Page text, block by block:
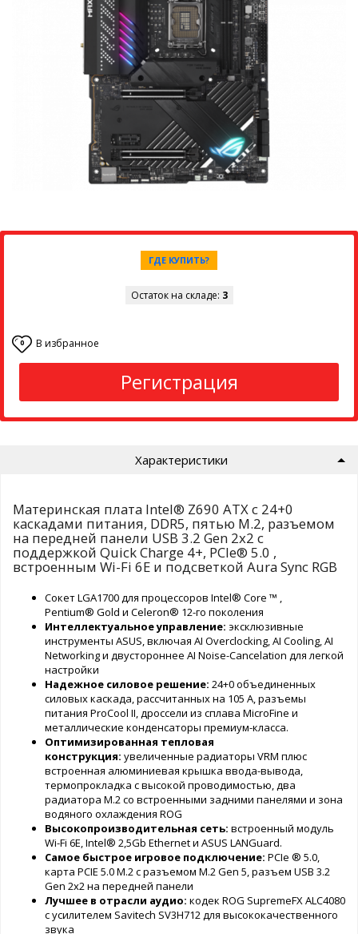
ГДЕ КУПИТЬ?
Остаток на складе: 3
0 В избранное
Регистрация
Характеристики
Материнская плата Intel® Z690 ATX с 24+0
каскадами питания, DDR5, пятью M.2, разъемом
на передней панели USB 3.2 Gen 2x2 с
поддержкой Quick Charge 4+, PCIe® 5.0 ,
встроенным Wi-Fi 6E и подсветкой Aura Sync RGB
Сокет LGA1700 для процессоров Intel® Core ™ ,
Pentium® Gold и Celeron® 12-го поколения
Интеллектуальное управление: эксклюзивные
инструменты ASUS, включая AI Overclocking, AI Cooling, AI
Networking и двустороннее AI Noise-Cancelation для легкой
настройки
Надежное силовое решение: 24+0 объединенных
силовых каскада, рассчитанных на 105 А, разъемы
питания ProCool II, дроссели из сплава MicroFine и
металлические конденсаторы премиум-класса.
Оптимизированная тепловая
конструкция: увеличенные радиаторы VRM плюс
встроенная алюминиевая крышка ввода-вывода,
термопрокладка с высокой проводимостью, два
радиатора M.2 со встроенными задними панелями и зона
водяного охлаждения ROG
Высокопроизводительная сеть: встроенный модуль
Wi-Fi 6E, Intel® 2,5Gb Ethernet и ASUS LANGuard.
Самое быстрое игровое подключение: PCIe ® 5.0,
карта PCIE 5.0 M.2 с разъемом M.2 Gen 5, разъем USB 3.2
Gen 2x2 на передней панели
Лучшее в отрасли аудио: кодек ROG SupremeFX ALC4080
с усилителем Savitech SV3H712 для высококачественного
звука